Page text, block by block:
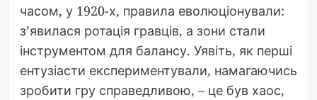
часом, у 1920-х, правила еволюціонували:
з’явилася ротація гравців, а зони стали
інструментом для балансу. Уявіть, як перші
ентузіасти експериментували, намагаючись
зробити гру справедливою, – це був хаос,